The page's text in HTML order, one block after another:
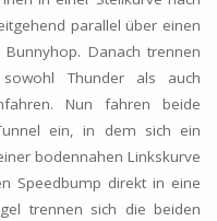
parallel über einen
Danach trennen
Thunder als auch
Nun fahren beide
ein, in dem sich ein
bodennahen Linkskurve
Speedbump direkt in eine
trennen sich die beiden